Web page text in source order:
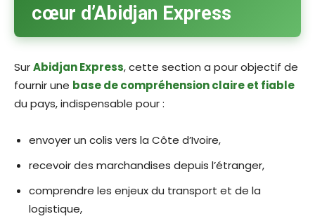
cœur d’Abidjan Express
SurAbidjan Express, cette section a pour objectif de
fournir une base de compréhension claire et fiable
du pays, indispensable pour :
envoyer un colis vers la Côte d’Ivoire,
recevoir des marchandises depuis l’étranger,
comprendre les enjeux du transport et de la
logistique,